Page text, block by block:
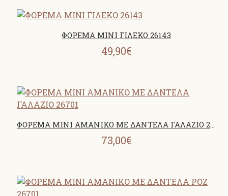
ΦΟΡΕΜΑ MINI ΓΙΛΕΚΟ 26143
49,90€
ΦΟΡΕΜΑ MINI ΑΜΑΝΙΚΟ ΜΕ ΔΑΝΤΕΛΑ ΓΑΛΑΖΙΟ 26701
73,00€